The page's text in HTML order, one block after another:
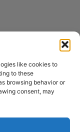
like cookies to
to these
browsing behavior or
consent, may
AGOSTO: CHIUSO